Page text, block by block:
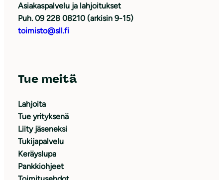
Asiakaspalvelu ja lahjoitukset
Puh. 09 228 08210 (arkisin 9-15)
toimisto@sll.fi
Tue meitä
Lahjoita
Tue yrityksenä
Liity jäseneksi
Tukijapalvelu
Keräyslupa
Pankkiohjeet